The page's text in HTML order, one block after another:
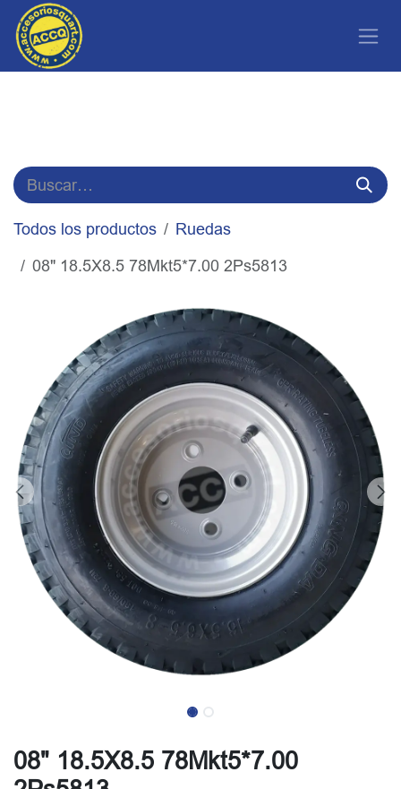
Ir al contenido
Todos los productos
Ruedas
08" 18.5X8.5 78Mkt5*7.00 2Ps5813
08" 18.5X8.5 78Mkt5*7.00